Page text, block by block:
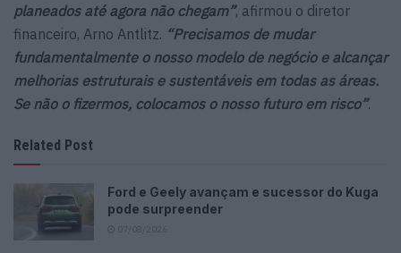
planeados até agora não chegam”, afirmou o diretor
financeiro, Arno Antlitz. “Precisamos de mudar
fundamentalmente o nosso modelo de negócio e alcançar
melhorias estruturais e sustentáveis em todas as áreas.
Se não o fizermos, colocamos o nosso futuro em risco”.
Related Post
Ford e Geely avançam e sucessor do Kuga
pode surpreender